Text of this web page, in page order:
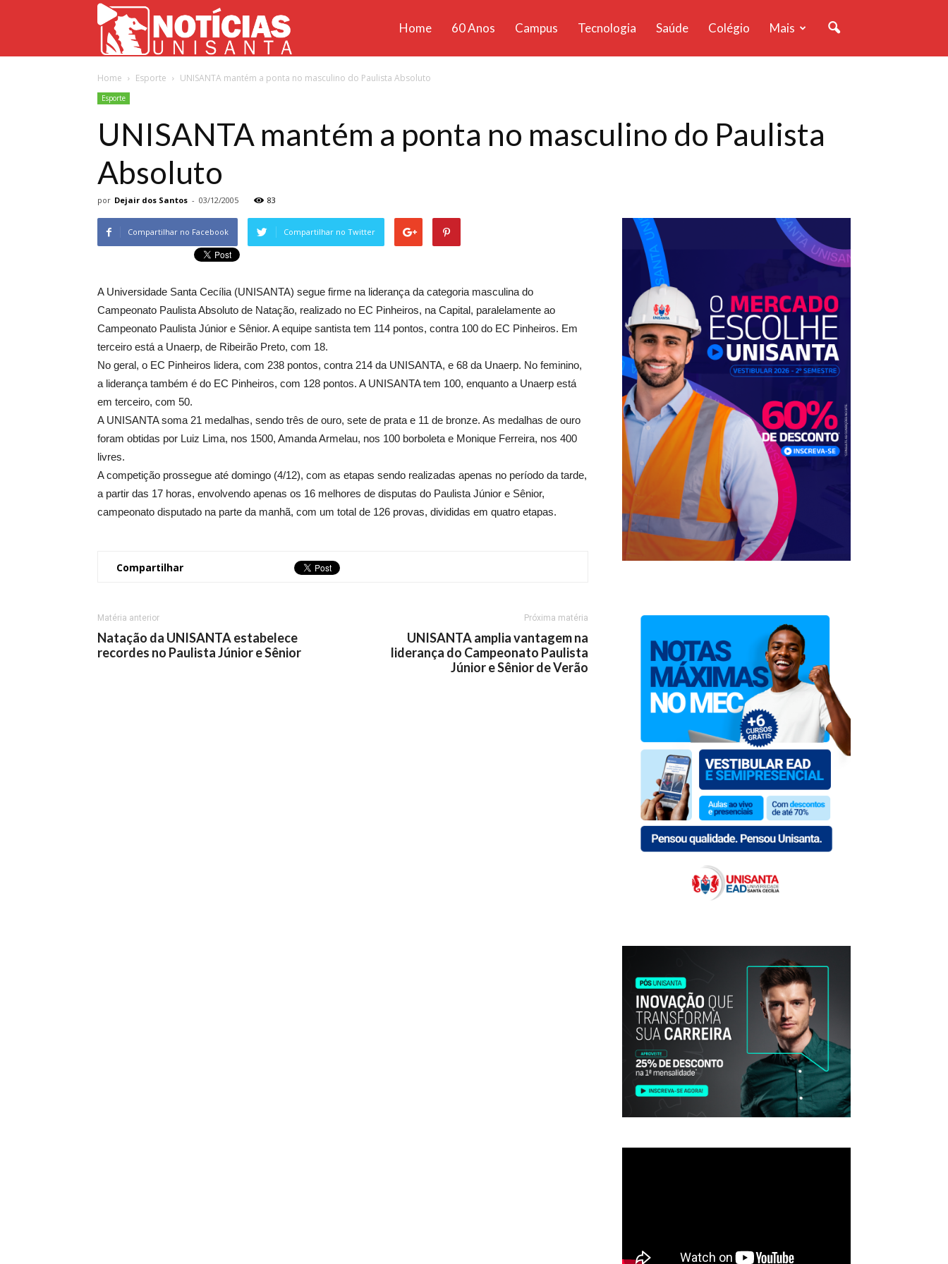
Unisanta
Home 60 Anos Campus Tecnologia Saúde Colégio Mais
Home Esporte UNISANTA mantém a ponta no masculino do Paulista Absoluto
Esporte
UNISANTA mantém a ponta no masculino do Paulista
Absoluto
por Dejair dos Santos - 03/12/2005 83
Compartilhar no Facebook Compartilhar no Twitter
A Universidade Santa Cecília (UNISANTA) segue firme na liderança da categoria masculina do
Campeonato Paulista Absoluto de Natação, realizado no EC Pinheiros, na Capital, paralelamente ao
Campeonato Paulista Júnior e Sênior. A equipe santista tem 114 pontos, contra 100 do EC Pinheiros. Em
terceiro está a Unaerp, de Ribeirão Preto, com 18.
No geral, o EC Pinheiros lidera, com 238 pontos, contra 214 da UNISANTA, e 68 da Unaerp. No feminino,
a liderança também é do EC Pinheiros, com 128 pontos. A UNISANTA tem 100, enquanto a Unaerp está
em terceiro, com 50.
A UNISANTA soma 21 medalhas, sendo três de ouro, sete de prata e 11 de bronze. As medalhas de ouro
foram obtidas por Luiz Lima, nos 1500, Amanda Armelau, nos 100 borboleta e Monique Ferreira, nos 400
livres.
A competição prossegue até domingo (4/12), com as etapas sendo realizadas apenas no período da tarde,
a partir das 17 horas, envolvendo apenas os 16 melhores de disputas do Paulista Júnior e Sênior,
campeonato disputado na parte da manhã, com um total de 126 provas, divididas em quatro etapas.
Compartilhar
Matéria anterior
Natação da UNISANTA estabelece
recordes no Paulista Júnior e Sênior
Próxima matéria
UNISANTA amplia vantagem na
liderança do Campeonato Paulista
Júnior e Sênior de Verão